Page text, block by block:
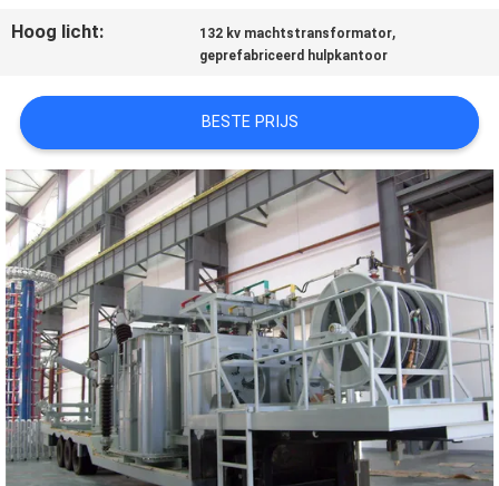
VERZOEK
CITAAT
SITEMAP
PRIVACY
POLICY
Hoog licht: 132 kv machtstransformator,
geprefabriceerd hulpkantoor
BESTE PRIJS